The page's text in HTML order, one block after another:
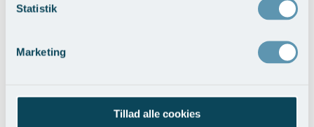
Statistik
Marketing
Tillad alle cookies
Brystløft og BFO med implantater